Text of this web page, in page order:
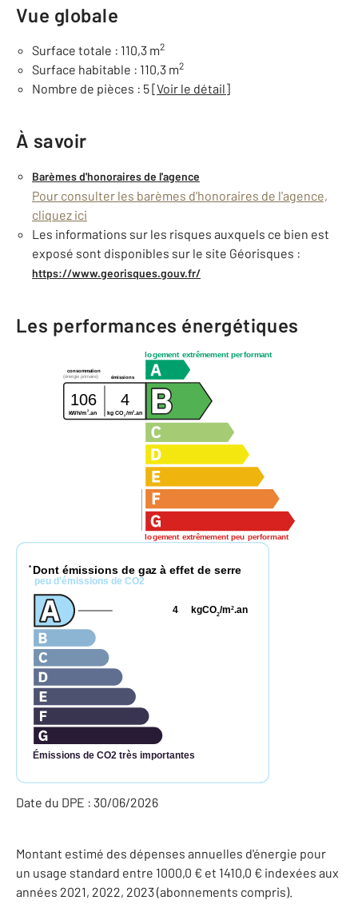
Vue globale
Surface totale : 110,3 m2
Surface habitable : 110,3 m2
Nombre de pièces : 5[Voir le détail]
À savoir
Barèmes d'honoraires de l'agence
Pour consulter les barèmes d'honoraires de l'agence,
cliquez ici
Les informations sur les risques auxquels ce bien est
exposé sont disponibles sur le site Géorisques :
https://www.georisques.gouv.fr/
Les performances énergétiques
logement extrêmement performant
logement extrêmement peu performant
consommation
émissions
(énergie primaire)
106 4
kWh/m 2.an kg CO2/m2.an
* Dont émissions de gaz à effet de serre
peu d'émissions de CO2
Émissions de CO2 très importantes
kgCO2/m2.an
4
Date du DPE : 30/06/2026
Montant estimé des dépenses annuelles d'énergie pour
un usage standard entre 1000,0 € et 1410,0 € indexées aux
années 2021, 2022, 2023 (abonnements compris).